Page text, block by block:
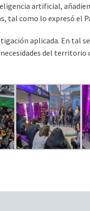
artificial,
tal como lo expresó el
aplicada. En tal
del territorio